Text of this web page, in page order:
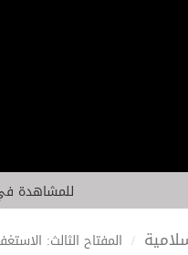
للمشاهدة
المفتاح الثالث: